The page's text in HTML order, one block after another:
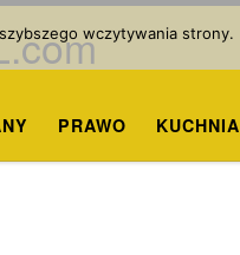
PRAWO KUCHNIA
wczytywania strony.